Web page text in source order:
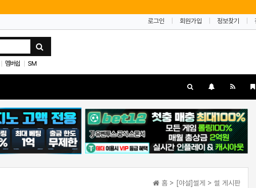
로그인 회원가입 정보찾기
멤버쉽 SM
홈 > [야설]썰게 > 썰 게시판